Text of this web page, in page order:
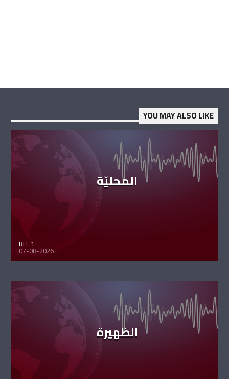
YOU MAY ALSO LIKE
المحليّة
RLL 1
07-08-2026
الظهيرة